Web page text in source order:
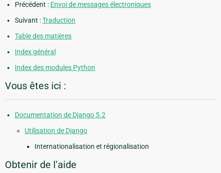
Précédent : Envoi de messages électroniques
Suivant :Traduction
Table des matières
Index général
Index des modules Python
Vous êtes ici :
Documentation de Django 5.2
Utilisation de Django
Internationalisation et régionalisation
Obtenir de l'aide